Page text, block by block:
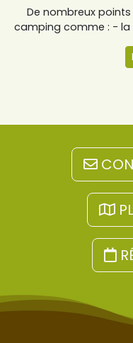
De nombreux
camping comme : -